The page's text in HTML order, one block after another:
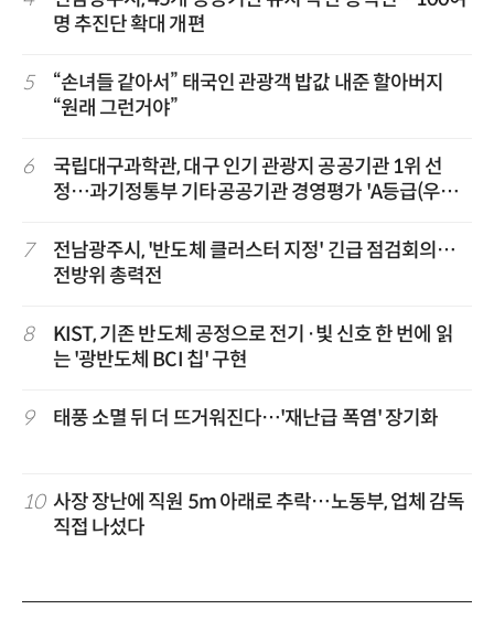
명 추진단 확대 개편
5
“손녀들 같아서” 태국인 관광객 밥값 내준 할아버지
“원래 그런거야”
6
국립대구과학관, 대구 인기 관광지 공공기관 1위 선
정…과기정통부 기타공공기관 경영평가 'A등급(우수)'
7
전남광주시, '반도체 클러스터 지정' 긴급 점검회의…
전방위 총력전
8
KIST, 기존 반도체 공정으로 전기·빛 신호 한 번에 읽
는 '광반도체 BCI 칩' 구현
9 태풍 소멸 뒤 더 뜨거워진다…'재난급 폭염' 장기화
10 사장 장난에 직원 5m 아래로 추락…노동부, 업체 감독
직접 나섰다